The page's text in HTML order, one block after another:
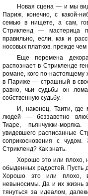
Новая сцена — и мы
Париж, конечно, с какой-
семью в нищете, а сам,
Стрикленд — мастерица
правильно, если, как и
носовых платков, прежде
Еще перемена
распознает в Стрикленде
романе, кого по-настоящему
в Париже — страшный в
равно, чьи судьбы он
собственную судьбу.
И, наконец, Таити, где
людей — беззаветно
Тиаре, пьянчужки-
увидевшего расписанные
соприкосновения с
Стрикленд? Как знать.
Хорошо это или плохо,
обыденных радостей. Пусть
Хорошо это или плохо,
невыносимы. Да и их жизнь
тянуться за идеалом,